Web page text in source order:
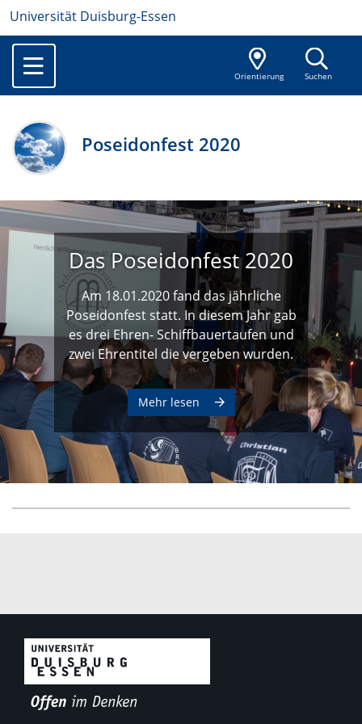
Universität Duisburg-Essen
Orientierung Suchen
Poseidonfest 2020
Das Poseidonfest 2020
Am 18.01.2020 fand das jährliche
Poseidonfest statt. In diesem Jahr gab
es drei Ehren- Schiffbauertaufen und
zwei Ehrentitel die vergeben wurden.
Mehr lesen